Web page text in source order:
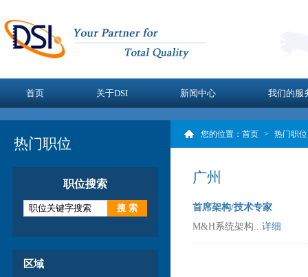
首页 关于DSI 新闻中心 我们的服
热门职位
职位搜索
区域
您的位置： 首页 > 热门职位
广州
首席架构/技术专家
M&H系统架构...详细